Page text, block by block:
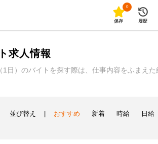
0
保存 履歴
求人情報
日）のバイトを探す際は、仕事内容をふまえた
並び替え おすすめ 新着 時給 日給